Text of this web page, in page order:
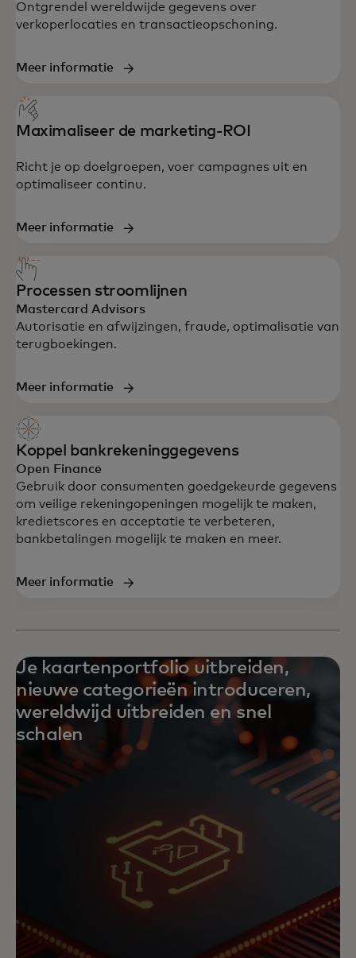
Ontgrendel wereldwijde gegevens over
verkoperlocaties en transactieopschoning.
Meer informatie
Maximaliseer de marketing-ROI
Richt je op doelgroepen, voer campagnes uit en
optimaliseer continu.
Meer informatie
Processen stroomlijnen
Mastercard Advisors
Autorisatie en afwijzingen, fraude, optimalisatie van
terugboekingen.
Meer informatie
Koppel bankrekeninggegevens
Open Finance
Gebruik door consumenten goedgekeurde gegevens
om veilige rekeningopeningen mogelijk te maken,
kredietscores en acceptatie te verbeteren,
bankbetalingen mogelijk te maken en meer.
Meer informatie
Je kaartenportfolio uitbreiden,
nieuwe categorieën introduceren,
wereldwijd uitbreiden en snel
schalen